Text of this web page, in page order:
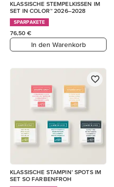
KLASSISCHE STEMPELKISSEN IM
SET IN COLOR™ 2026–2028
SPARPAKETE
76,50 €
In den Warenkorb
KLASSISCHE STAMPIN’ SPOTS IM
SET SO FARBENFROH